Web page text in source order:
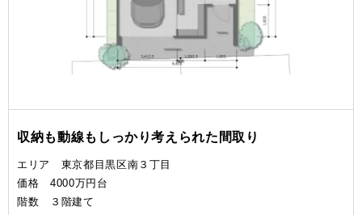
収納も動線もしっかり考えられた間取り
エリア 東京都目黒区南３丁目
価格 4000万円台
階数 ３階建て